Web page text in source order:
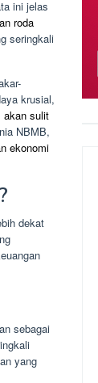
ini jelas
roda
seringkali
krusial,
akan sulit
NBMB,
ekonomi
dekat
sebagai
yang